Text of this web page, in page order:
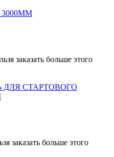
3000ММ
заказать больше этого
ДЛЯ СТАРТОВОГО
заказать больше этого